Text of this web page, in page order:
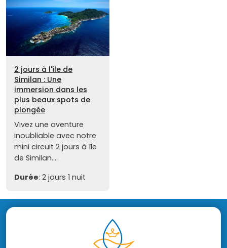
2 jours à l'île de
Similan : Une
immersion dans les
plus beaux spots de
plongée
Vivez une aventure
inoubliable avec notre
mini circuit 2 jours à île
de Similan....
Durée: 2 jours 1 nuit